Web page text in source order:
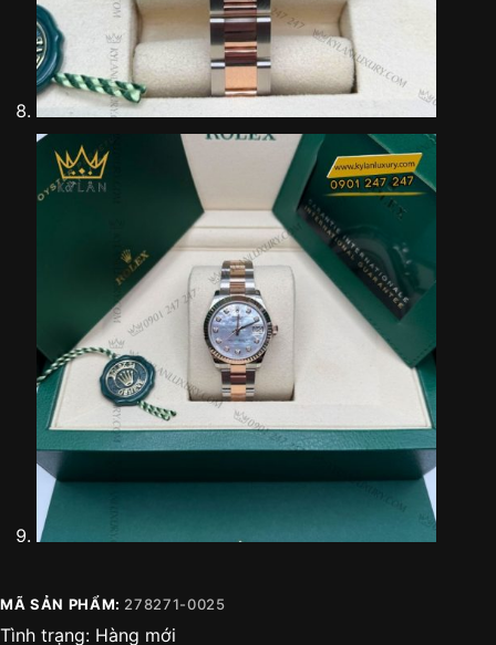
MÃ SẢN PHẨM: 278271-0025
Tình trạng: Hàng mới